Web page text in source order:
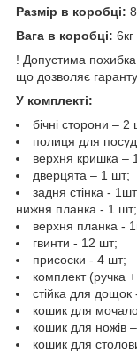
Размір в коробці:
Вага в коробці: 6кг
! Допустима
що дозволяє
У комплекті:
бічні сторони –
полиця для
верхня кришка –
дверцята – 1 шт;
задня стінка -
нижня планка - 1 шт;
верхня планка -
гвинти - 12 шт;
присоски - 4 шт;
комплект (ручка
стійка для дощок
кошик для
кошик для ножів
кошик для